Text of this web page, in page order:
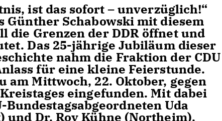
ist das sofort – unverzüglich!“
Günther Schabowski mit diesem
die Grenzen der DDR öffnet und
Das 25-jährige Jubiläum dieser
nahm die Fraktion der CDU
für eine kleine Feierstunde.
am Mittwoch, 22. Oktober, gegen
eingefunden. Mit dabei
Uda
und Dr. Roy Kühne (Northeim).